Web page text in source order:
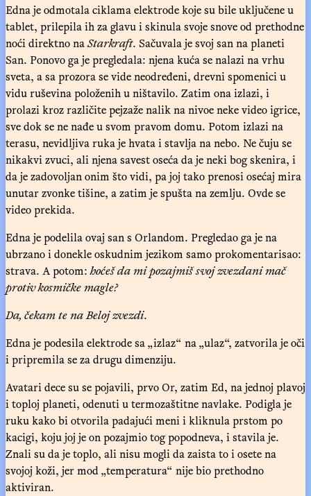
Edna je odmotala ciklama elektrode koje su bile uključene u
tablet, prilepila ih za glavu i skinula svoje snove od prethodne
noći direktno naStarkraft. Sačuvala je svoj san na planeti
San. Ponovo ga je pregledala: njena kuća se nalazi na vrhu
sveta, a sa prozora se vide neodređeni, drevni spomenici u
vidu ruševina položenih u ništavilo. Zatim ona izlazi, i
prolazi kroz različite pejzaže nalik na nivoe neke video igrice,
sve dok se ne nađe u svom pravom domu. Potom izlazi na
terasu, nevidljiva ruka je hvata i stavlja na nebo. Ne čuju se
nikakvi zvuci, ali njena savest oseća da je neki bog skenira, i
da je zadovoljan onim što vidi, pa joj tako prenosi osećaj mira
unutar zvonke tišine, a zatim je spušta na zemlju. Ovde se
video prekida.
Edna je podelila ovaj san s Orlandom. Pregledao ga je na
ubrzano i donekle oskudnim jezikom samo prokomentarisao:
strava. A potom:hoćeš da mi pozajmiš svoj zvezdani mač
protiv kosmičke magle?
Da, čekam te na Beloj zvezdi.
Edna je podesila elektrode sa „izlaz“ na „ulaz“, zatvorila je oči
i pripremila se za drugu dimenziju.
Avatari dece su se pojavili, prvo Or, zatim Ed, na jednoj plavoj
i toploj planeti, odenuti u termozaštitne navlake. Podigla je
ruku kako bi otvorila padajući meni i kliknula prstom po
kacigi, koju joj je on pozajmio tog popodneva, i stavila je.
Znali su da je toplo, ali nisu mogli da zaista to i osete na
svojoj koži, jer mod „temperatura“ nije bio prethodno
aktiviran.